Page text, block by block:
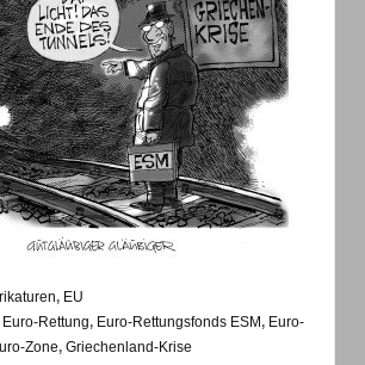
, EU
Euro-Rettung, Euro-Rettungsfonds ESM, Euro-
Zone, Griechenland-Krise